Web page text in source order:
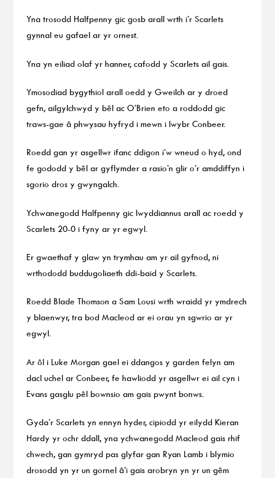
Yna trosodd Halfpenny gic gosb arall wrth i’r Scarlets
gynnal eu gafael ar yr ornest.
Yna yn eiliad olaf yr hanner, cafodd y Scarlets ail gais.
Ymosodiad bygythiol arall oedd y Gweilch ar y droed
gefn, ailgylchwyd y bêl ac O’Brien eto a roddodd gic
traws-gae â phwysau hyfryd i mewn i lwybr Conbeer.
Roedd gan yr asgellwr ifanc ddigon i’w wneud o hyd, ond
fe gododd y bêl ar gyflymder a rasio’n glir o’r amddiffyn i
sgorio dros y gwyngalch.
Ychwanegodd Halfpenny gic lwyddiannus arall ac roedd y
Scarlets 20-0 i fyny ar yr egwyl.
Er gwaethaf y glaw yn trymhau am yr ail gyfnod, ni
wrthododd buddugoliaeth ddi-baid y Scarlets.
Roedd Blade Thomson a Sam Lousi wrth wraidd yr ymdrech
y blaenwyr, tra bod Macleod ar ei orau yn sgwrio ar yr
egwyl.
Ar ôl i Luke Morgan gael ei ddangos y garden felyn am
dacl uchel ar Conbeer, fe hawliodd yr asgellwr ei ail cyn i
Evans gasglu pêl bownsio am gais pwynt bonws.
Gyda’r Scarlets yn ennyn hyder, cipiodd yr eilydd Kieran
Hardy yr ochr ddall, yna ychwanegodd Macleod gais rhif
chwech, gan gymryd pas glyfar gan Ryan Lamb i blymio
drosodd yn yr un gornel â’i gais arobryn yn yr un gêm